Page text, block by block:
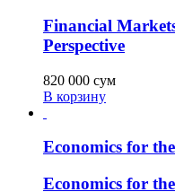
Financial
Perspective
820 000 сум
В корзину
Economics for
Economics for